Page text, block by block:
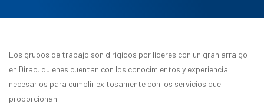
Los grupos de trabajo son dirigidos por líderes con un gran arraigo
en Dirac, quienes cuentan con los conocimientos y experiencia
necesarios para cumplir exitosamente con los servicios que
proporcionan.